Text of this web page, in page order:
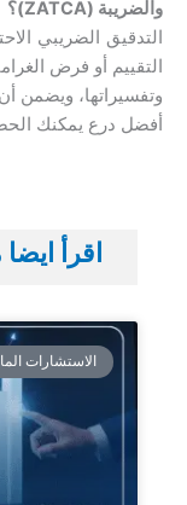
والضريبة (ZATCA)؟
التدقيق الضريبي
التقييم أو فرض
وتفسيراتها، ويضمن
أفضل درع يمكنك
اقرأ
الاستشارات